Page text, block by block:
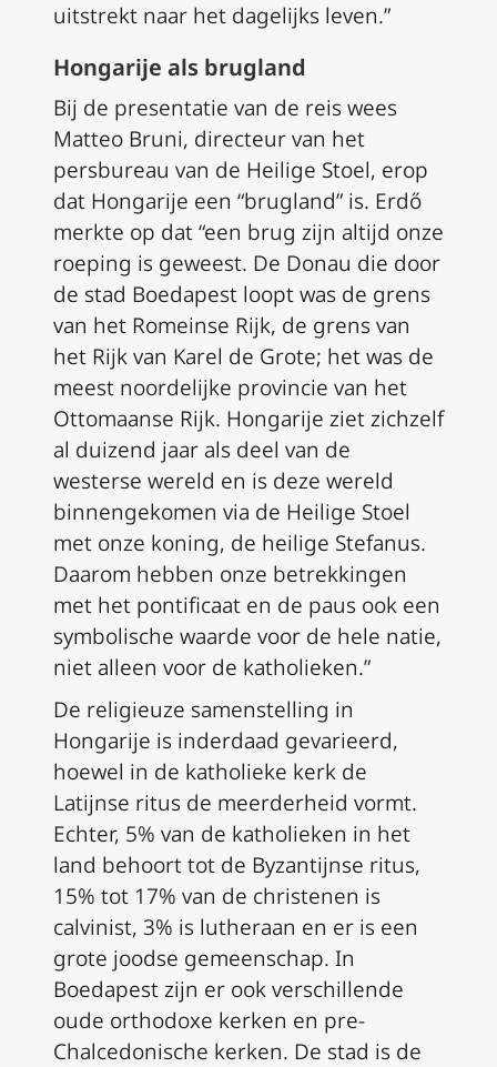
uitstrekt naar het dagelijks leven.”
Hongarije als brugland
Bij de presentatie van de reis wees
Matteo Bruni, directeur van het
persbureau van de Heilige Stoel, erop
dat Hongarije een “brugland” is. Erdő
merkte op dat “een brug zijn altijd onze
roeping is geweest. De Donau die door
de stad Boedapest loopt was de grens
van het Romeinse Rijk, de grens van
het Rijk van Karel de Grote; het was de
meest noordelijke provincie van het
Ottomaanse Rijk. Hongarije ziet zichzelf
al duizend jaar als deel van de
westerse wereld en is deze wereld
binnengekomen via de Heilige Stoel
met onze koning, de heilige Stefanus.
Daarom hebben onze betrekkingen
met het pontificaat en de paus ook een
symbolische waarde voor de hele natie,
niet alleen voor de katholieken.”
De religieuze samenstelling in
Hongarije is inderdaad gevarieerd,
hoewel in de katholieke kerk de
Latijnse ritus de meerderheid vormt.
Echter, 5% van de katholieken in het
land behoort tot de Byzantijnse ritus,
15% tot 17% van de christenen is
calvinist, 3% is lutheraan en er is een
grote joodse gemeenschap. In
Boedapest zijn er ook verschillende
oude orthodoxe kerken en pre-
Chalcedonische kerken. De stad is de